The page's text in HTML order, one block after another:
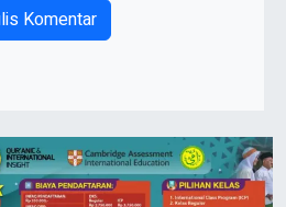
Komentar